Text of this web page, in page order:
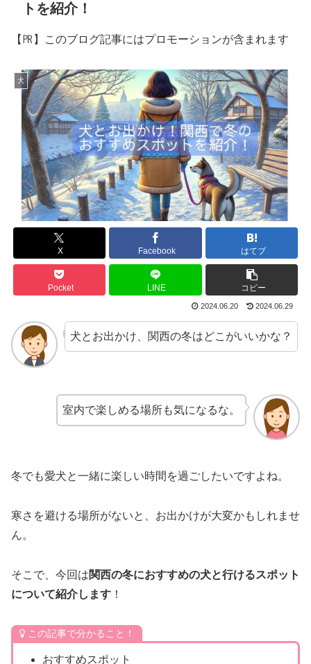
トを紹介！
【㏚】このブログ記事にはプロモーションが含まれます
犬
X Facebook はてブ
Pocket LINE コピー
2024.06.20 2024.06.29
犬とお出かけ、関西の冬はどこがいいかな？
室内で楽しめる場所も気になるな。
冬でも愛犬と一緒に楽しい時間を過ごしたいですよね。
寒さを避ける場所がないと、お出かけが大変かもしれませ
ん。
そこで、今回は関西の冬におすすめの犬と行けるスポット
について紹介します ！
この記事で分かること！
おすすめスポット